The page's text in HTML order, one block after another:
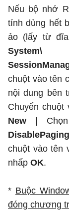
Nếu bộ nhớ
tính dùng hết
ảo (lấy từ
System\
chuột vào tên
nội dung bên
Chuyển chuột
New |
chuột vào tên
nhấp OK.
* Buộc
đóng chương